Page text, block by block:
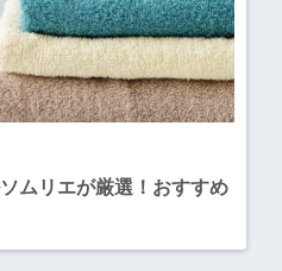
ムリエが厳選！おすすめ